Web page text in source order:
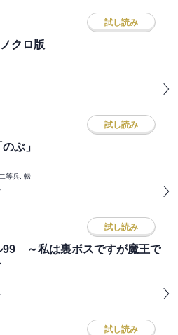
試し読み
クロ版
試し読み
ぶ」
等兵, 転
試し読み
99 ～私は裏ボスですが魔王で
試し読み